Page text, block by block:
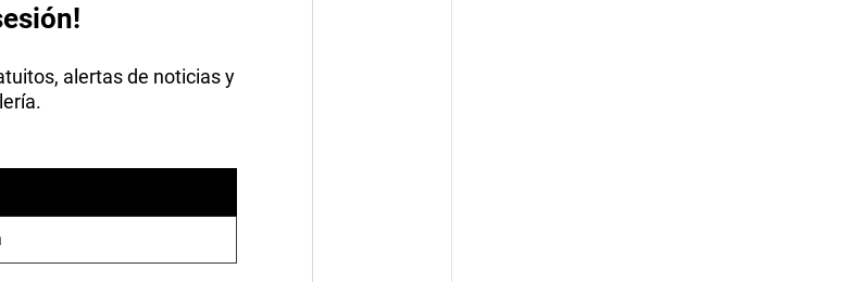
alertas de noticias y